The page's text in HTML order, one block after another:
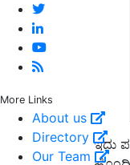
More Links
About us
Directory
Our Team
ಇದು